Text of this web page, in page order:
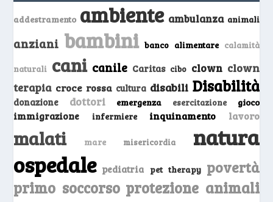
addestramento ambiente ambulanza animali
anziani bambini banco alimentare calamità
naturali cani canile Caritas cibo clown clown
terapia croce rossa cultura disabili Disabilità
donazione dottori emergenza esercitazione gioco
immigrazione infermiere inquinamento lavoro
malati mare misericordia natura
ospedale pediatria pet therapy povertà
primo soccorso protezione animali